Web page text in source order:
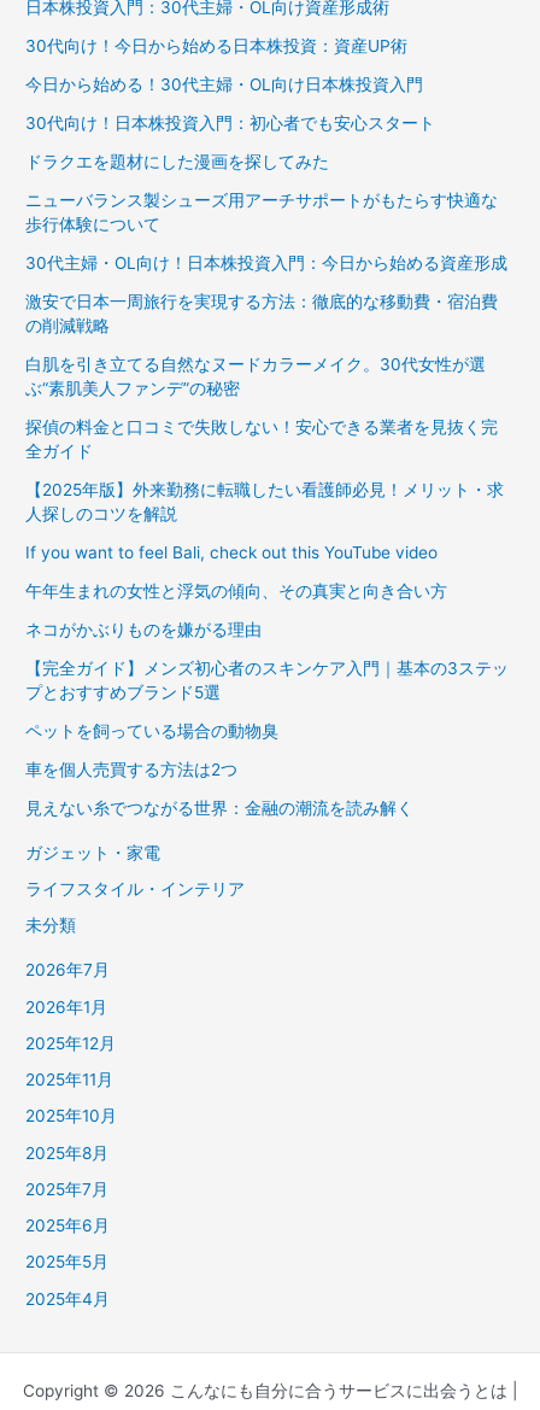
日本株投資入門：30代主婦・OL向け資産形成術
30代向け！今日から始める日本株投資：資産UP術
今日から始める！30代主婦・OL向け日本株投資入門
30代向け！日本株投資入門：初心者でも安心スタート
ドラクエを題材にした漫画を探してみた
ニューバランス製シューズ用アーチサポートがもたらす快適な
歩行体験について
30代主婦・OL向け！日本株投資入門：今日から始める資産形成
激安で日本一周旅行を実現する方法：徹底的な移動費・宿泊費
の削減戦略
白肌を引き立てる自然なヌードカラーメイク。30代女性が選
ぶ“素肌美人ファンデ”の秘密
探偵の料金と口コミで失敗しない！安心できる業者を見抜く完
全ガイド
【2025年版】外来勤務に転職したい看護師必見！メリット・求
人探しのコツを解説
If you want to feel Bali, check out this YouTube video
午年生まれの女性と浮気の傾向、その真実と向き合い方
ネコがかぶりものを嫌がる理由
【完全ガイド】メンズ初心者のスキンケア入門｜基本の3ステッ
プとおすすめブランド5選
ペットを飼っている場合の動物臭
車を個人売買する方法は2つ
見えない糸でつながる世界：金融の潮流を読み解く
ガジェット・家電
ライフスタイル・インテリア
未分類
2026年7月
2026年1月
2025年12月
2025年11月
2025年10月
2025年8月
2025年7月
2025年6月
2025年5月
2025年4月
Copyright © 2026 こんなにも自分に合うサービスに出会うとは |